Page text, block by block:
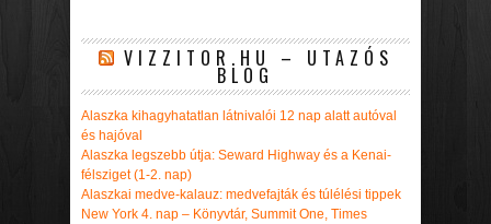
VIZZITOR.HU – UTAZÓS
BLOG
Alaszka kihagyhatatlan látnivalói 12 nap alatt autóval
és hajóval
Alaszka legszebb útja: Seward Highway és a Kenai-
félsziget (1-2. nap)
Alaszkai medve-kalauz: medvefajták és túlélési tippek
New York 4. nap – Könyvtár, Summit One, Times